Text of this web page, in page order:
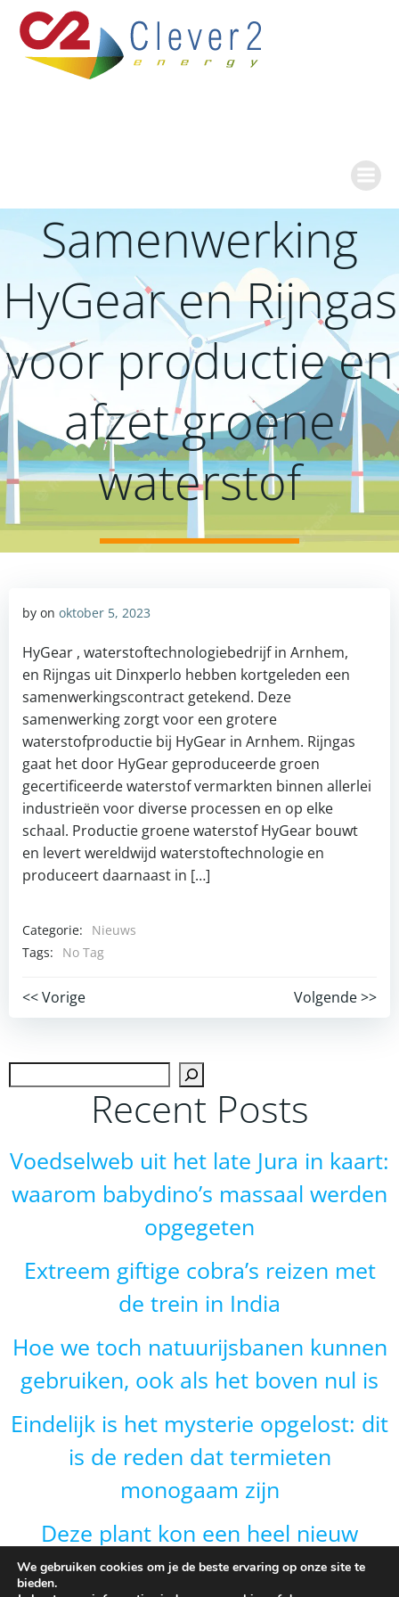
naar
de
inhoud
Samenwerking
HyGear en Rijngas
voor productie en
afzet groene
waterstof
by on oktober 5, 2023
HyGear , waterstoftechnologiebedrijf in Arnhem,
en Rijngas uit Dinxperlo hebben kortgeleden een
samenwerkingscontract getekend. Deze
samenwerking zorgt voor een grotere
waterstofproductie bij HyGear in Arnhem. Rijngas
gaat het door HyGear geproduceerde groen
gecertificeerde waterstof vermarkten binnen allerlei
industrieën voor diverse processen en op elke
schaal. Productie groene waterstof HyGear bouwt
en levert wereldwijd waterstoftechnologie en
produceert daarnaast in […]
Categorie:
Nieuws
Tags:
No Tag
Post
navigation
<< Vorige
Post
navigation
Volgende >>
Recent Posts
Voedselweb uit het late Jura in kaart:
waarom babydino’s massaal werden
opgegeten
Extreem giftige cobra’s reizen met
de trein in India
Hoe we toch natuurijsbanen kunnen
gebruiken, ook als het boven nul is
Eindelijk is het mysterie opgelost: dit
is de reden dat termieten
monogaam zijn
Deze plant kon een heel nieuw
gebied veroveren door van vorm te
We gebruiken cookies om je de beste ervaring op onze site te
bieden.